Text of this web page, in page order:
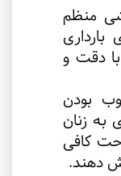
منظم
دقت و
بودن
به زنان
کافی
دهند.